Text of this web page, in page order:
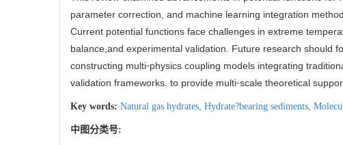
parameter correction, and machine learning integration
Current potential functions face challenges in extreme
balance,and experimental validation. Future research should
constructing multi⁃physics coupling models integrating
validation frameworks. to provide multi⁃scale theoretical
Key words: Natural gas hydrates, Hydrate?bearing sediments,
中图分类号: